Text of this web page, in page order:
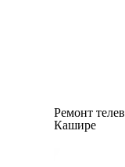
Ремонт
Кашире